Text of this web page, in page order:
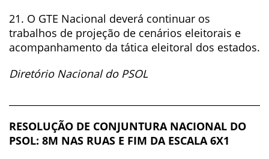
21. O GTE Nacional deverá continuar os
trabalhos de projeção de cenários eleitorais e
acompanhamento da tática eleitoral dos estados.
Diretório Nacional do PSOL
RESOLUÇÃO DE CONJUNTURA NACIONAL DO
PSOL: 8M NAS RUAS E FIM DA ESCALA 6X1